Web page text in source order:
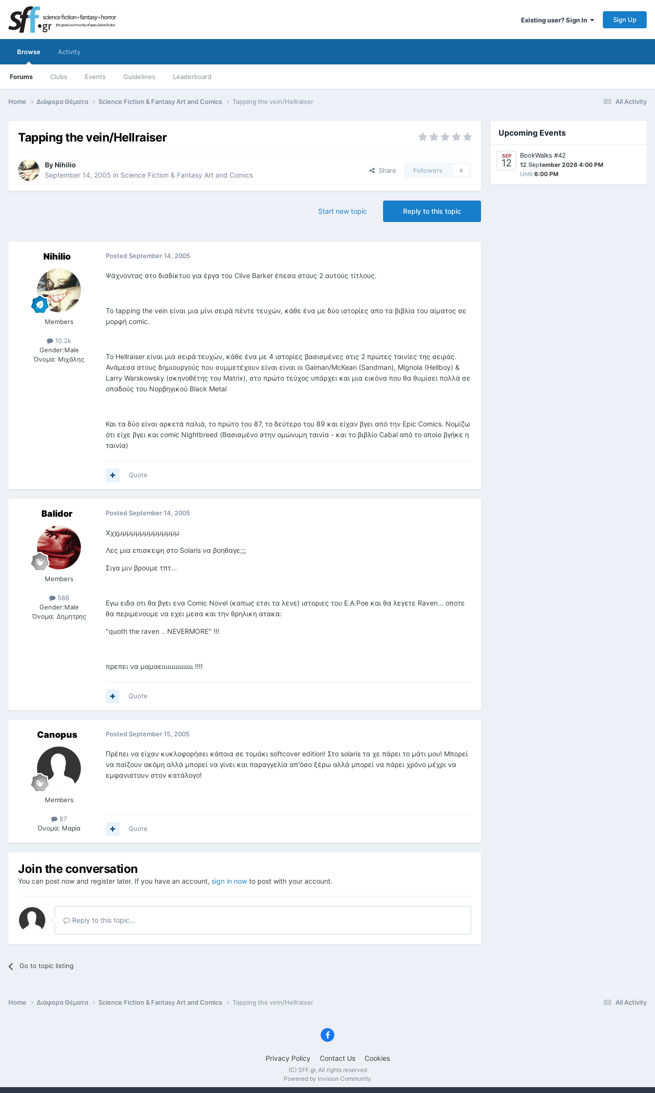
Existing user? Sign In Sign Up
Browse
Forums Clubs Events Guidelines Leaderboard
Activity
All Activity
Home Διάφορα Θέματα Science Fiction & Fantasy Art and Comics Tapping the vein/Hellraiser
Tapping the vein/Hellraiser
ByNihilio
September 14, 2005 in Science Fiction & Fantasy Art and Comics
Share Followers 0
Reply to this topic
Start new topic
Nihilio
Members
10.2k
Gender:Male
Όνομα: Μιχάλης
Posted September 14, 2005
Ψάχνοντας στο διαδίκτυο για έργα του Clive Barker έπεσα στους 2 αυτούς τίτλους.
Το tapping the vein είναι μια μίνι σειρά πέντε τευχών, κάθε ένα με δύο ιστορίες απο τα βιβλία του αίματος σε
μορφή comic.
Το Hellraiser είναι μια σειρά τευχών, κάθε ένα με 4 ιστορίες βασισμένες στις 2 πρώτες ταινίες της σειράς.
Ανάμεσα στους δημιουργούς που συμμετέχουν είναι είναι οι Gaiman/McKean (Sandman), Mignola (Hellboy) &
Larry Warskowsky (σκηνοθέτης του Matrix), στο πρώτο τεύχος υπάρχει και μια εικόνα που θα θυμίσει πολλά σε
οπαδούς του Νορβηγικού Black Metal
Και τα δύο είναι αρκετά παλιά, το πρώτο του 87, το δεύτερο του 89 και είχαν βγει από την Epic Comics. Νομίζω
ότι είχε βγει και comic Nightbreed (Βασισμένο στην ομώνυμη ταινία - και το βιβλίο Cabal από το οποίο βγήκε η
ταινία)
Quote
Balidor
Members
588
Gender:Male
Όνομα: Δημητρης
Posted September 14, 2005
Χχχμμμμμμμμμμμμμμ
Λες μια επισκεψη στο Solaris να βοηθαγε;;;
Σιγα μιν βρουμε τπτ...
Εγω ειδα οτι θα βγει ενα Comic Novel (καπως ετσι τα λενε) ιστοριες του E.A.Poe και θα λεγετε Raven... οποτε
θα περιμενουμε να εχει μεσα και την θρηλικη ατακα:
"quoth the raven .. NEVERMORE" !!!
πρεπει να μαμαειιιιιιιιιιιιιιιι !!!!
Quote
Canopus
Members
87
Όνομα: Μαρία
Posted September 15, 2005
Πρέπει να είχαν κυκλοφορήσει κάποια σε τομάκι softcover edition! Στο solaris τα χε πάρει το μάτι μου! Μπορεί
να παίζουν ακόμη αλλά μπορεί να γίνει και παραγγελία απ'όσο ξέρω αλλά μπορεί να πάρει χρόνο μέχρι να
εμφανιστουν στον κατάλογο!
Quote
Join the conversation
You can post now and register later. If you have an account, sign in now to post with your account.
Reply to this topic...
Go to topic listing
Upcoming Events
SEP
12 0
BookWalks #42
12 September 2026 4:00 PM
Until 6:00 PM
All Activity
Home Διάφορα Θέματα Science Fiction & Fantasy Art and Comics Tapping the vein/Hellraiser
Privacy Policy Contact Us Cookies
(C) SFF.gr, All rights reserved
Powered by Invision Community